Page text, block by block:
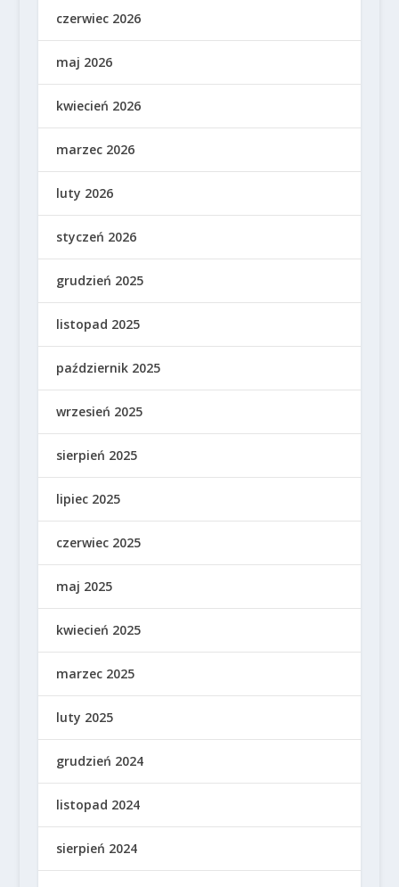
czerwiec 2026
maj 2026
kwiecień 2026
marzec 2026
luty 2026
styczeń 2026
grudzień 2025
listopad 2025
październik 2025
wrzesień 2025
sierpień 2025
lipiec 2025
czerwiec 2025
maj 2025
kwiecień 2025
marzec 2025
luty 2025
grudzień 2024
listopad 2024
sierpień 2024